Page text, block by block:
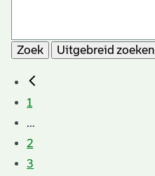
Zoek
Uitgebreid zoeken
1
...
2
3